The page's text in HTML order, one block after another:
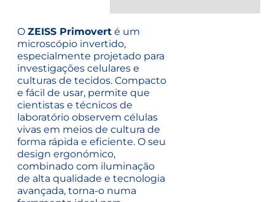
OZEISS Primovert é um
microscópio invertido,
especialmente projetado para
investigações celulares e
culturas de tecidos. Compacto
e fácil de usar, permite que
cientistas e técnicos de
laboratório observem células
vivas em meios de cultura de
forma rápida e eficiente. O seu
design ergonómico,
combinado com iluminação
de alta qualidade e tecnologia
avançada, torna-o numa